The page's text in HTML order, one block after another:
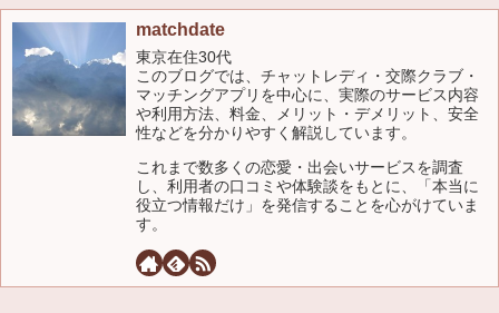
matchdate
東京在住30代
このブログでは、チャットレディ・交際クラブ・
マッチングアプリを中心に、実際のサービス内容
や利用方法、料金、メリット・デメリット、安全
性などを分かりやすく解説しています。
これまで数多くの恋愛・出会いサービスを調査
し、利用者の口コミや体験談をもとに、「本当に
役立つ情報だけ」を発信することを心がけていま
す。